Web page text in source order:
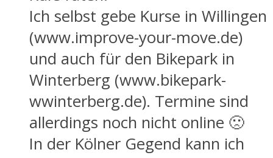
Ich selbst gebe Kurse in Willingen
(www.improve-your-move.de)
und auch für den Bikepark in
Winterberg (www.bikepark-
wwinterberg.de). Termine sind
allerdings noch nicht online 🙁
In der Kölner Gegend kann ich